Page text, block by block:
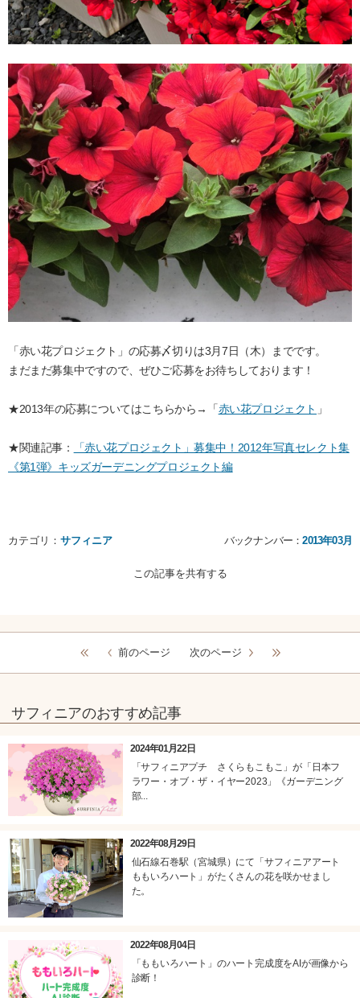
「赤い花プロジェクト」の応募〆切りは3月7日（木）までです。
まだまだ募集中ですので、ぜひご応募をお待ちしております！
★2013年の応募についてはこちらから→「赤い花プロジェクト 」
★関連記事：
「赤い花プロジェクト」募集中！2012年写真セレクト集
《第1弾》キッズガーデニングプロジェクト編
カテゴリ： サフィニア バックナンバー：2013年03月
この記事を共有する
前のページ 次のページ
サフィニアのおすすめ記事
2024年01月22日
「サフィニアプチ さくらもこもこ」が「日本フ
ラワー・オブ・ザ・イヤー2023」《ガーデニング
部...
2022年08月29日
仙石線石巻駅（宮城県）にて「サフィニアアート
ももいろハート」がたくさんの花を咲かせまし
た。
2022年08月04日
「ももいろハート」のハート完成度をAIが画像から
診断！